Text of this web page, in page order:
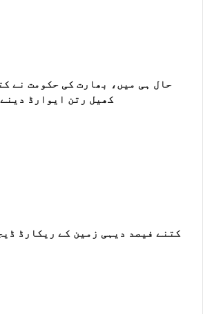
حال ہی میں، بھارت کی حکومت نے
کھیل رتن ایوارڈ
کتنے فیصد دیہی زمین کے ریکارڈ